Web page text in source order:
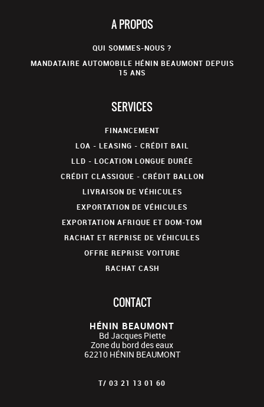
A PROPOS
QUI SOMMES-NOUS ?
MANDATAIRE AUTOMOBILE HÉNIN BEAUMONT DEPUIS
15 ANS
SERVICES
FINANCEMENT
LOA - LEASING - CRÉDIT BAIL
LLD - LOCATION LONGUE DURÉE
CRÉDIT CLASSIQUE - CRÉDIT BALLON
LIVRAISON DE VÉHICULES
EXPORTATION DE VÉHICULES
EXPORTATION AFRIQUE ET DOM-TOM
RACHAT ET REPRISE DE VÉHICULES
OFFRE REPRISE VOITURE
RACHAT CASH
CONTACT
HÉNIN BEAUMONT
Bd Jacques Piette
Zone du bord des eaux
62210 HÉNIN BEAUMONT
T/ 03 21 13 01 60